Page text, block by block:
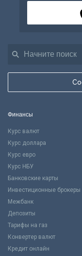
Финансы
Курс валют
Курс доллара
Курс евро
Курс НБУ
Банковские карты
Инвестиционные брокеры
Межбанк
Депозиты
Тарифы на газ
Конвертер валют
Кредит онлайн